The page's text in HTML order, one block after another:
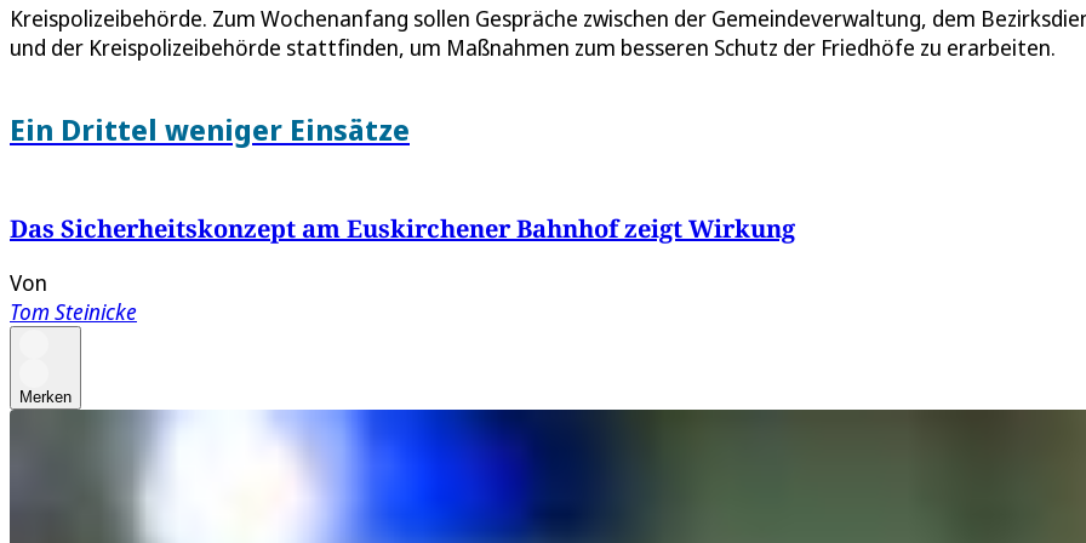
Kreispolizeibehörde. Zum Wochenanfang sollen Gespräche zwischen der Gemeindeverwaltung, dem
und der Kreispolizeibehörde stattfinden, um Maßnahmen zum besseren Schutz der Friedhöfe zu erarbeiten.
Ein Drittel weniger Einsätze
Das Sicherheitskonzept am Euskirchener Bahnhof zeigt Wirkung
Von
Tom Steinicke
Merken